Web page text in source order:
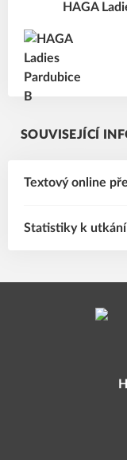
HAGA
SOUVISEJÍCÍ
Textový online
Statistiky k utkání